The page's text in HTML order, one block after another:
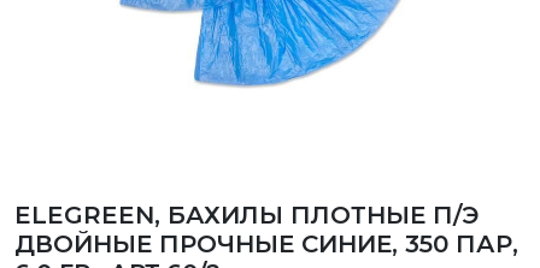
ELEGREEN, БАХИЛЫ ПЛОТНЫЕ П/Э
ДВОЙНЫЕ ПРОЧНЫЕ СИНИЕ, 350 ПАР,